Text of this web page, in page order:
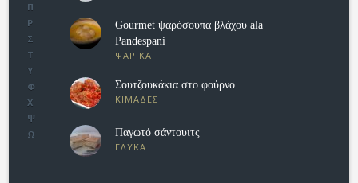
Π
Ρ
Σ
Τ
Υ
Φ
Χ
Ψ
Ω
Gourmet ψαρόσουπα βλάχου ala
Pandespani
ΨΑΡΙΚΑ
Σουτζουκάκια στο φούρνο
ΚΙΜΑΔΕΣ
Παγωτό σάντουιτς
ΓΛΥΚΑ